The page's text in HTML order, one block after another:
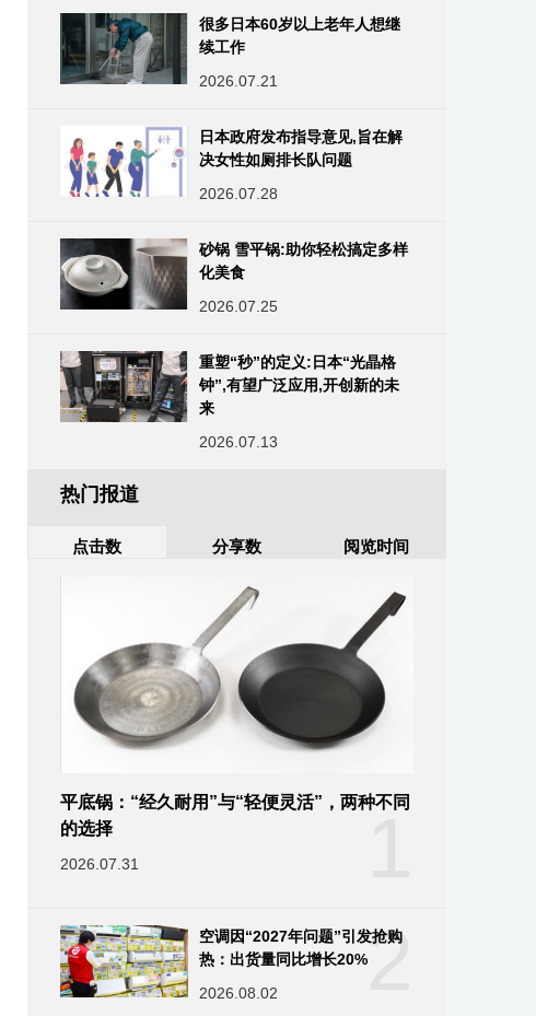
很多日本60岁以上老年人想继
续工作
2026.07.21
日本政府发布指导意见,旨在解
决女性如厕排长队问题
2026.07.28
砂锅 雪平锅:助你轻松搞定多样
化美食
2026.07.25
重塑“秒”的定义:日本“光晶格
钟”,有望广泛应用,开创新的未
来
2026.07.13
热门报道
点击数 分享数 阅览时间
平底锅：“经久耐用”与“轻便灵活”，两种不同
的选择
2026.07.31
2
空调因“2027年问题”引发抢购
热：出货量同比增长20%
2026.08.02